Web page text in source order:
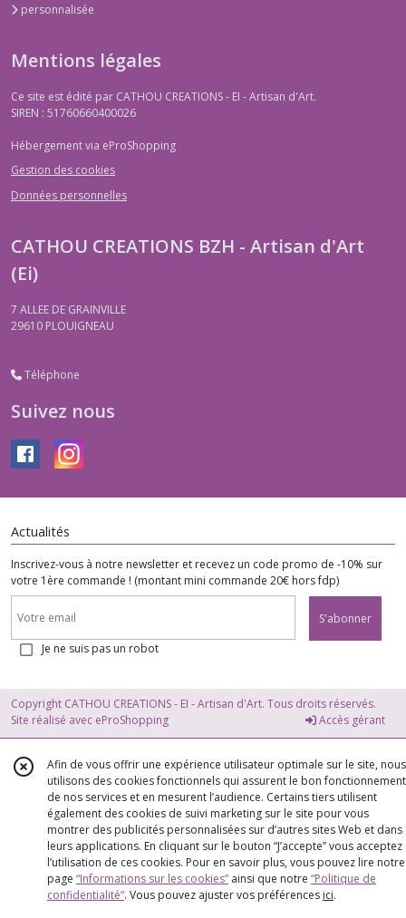
personnalisée
Mentions légales
Ce site est édité par CATHOU CREATIONS - EI - Artisan d'Art.
SIREN : 51760660400026
Hébergement via eProShopping
Gestion des cookies
Données personnelles
CATHOU CREATIONS BZH - Artisan d'Art
(Ei)
7 ALLEE DE GRAINVILLE
29610 PLOUIGNEAU
Téléphone
Suivez nous
Actualités
Inscrivez-vous à notre newsletter et recevez un code promo de -10% sur
votre 1ère commande ! (montant mini commande 20€ hors fdp)
S'abonner
Je ne suis pas un robot
Copyright CATHOU CREATIONS - EI - Artisan d'Art. Tous droits réservés.
Site réalisé avec eProShopping Accès gérant
Afin de vous offrir une expérience utilisateur optimale sur le site, nous
utilisons des cookies fonctionnels qui assurent le bon fonctionnement
de nos services et en mesurent l’audience. Certains tiers utilisent
également des cookies de suivi marketing sur le site pour vous
montrer des publicités personnalisées sur d’autres sites Web et dans
leurs applications. En cliquant sur le bouton “J’accepte” vous acceptez
l’utilisation de ces cookies. Pour en savoir plus, vous pouvez lire notre
page “Informations sur les cookies” ainsi que notre “Politique de
confidentialité“. Vous pouvez ajuster vos préférences ici.